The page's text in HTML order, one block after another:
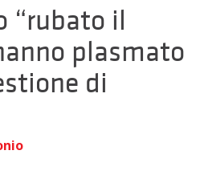
“rubato il
plasmato
di